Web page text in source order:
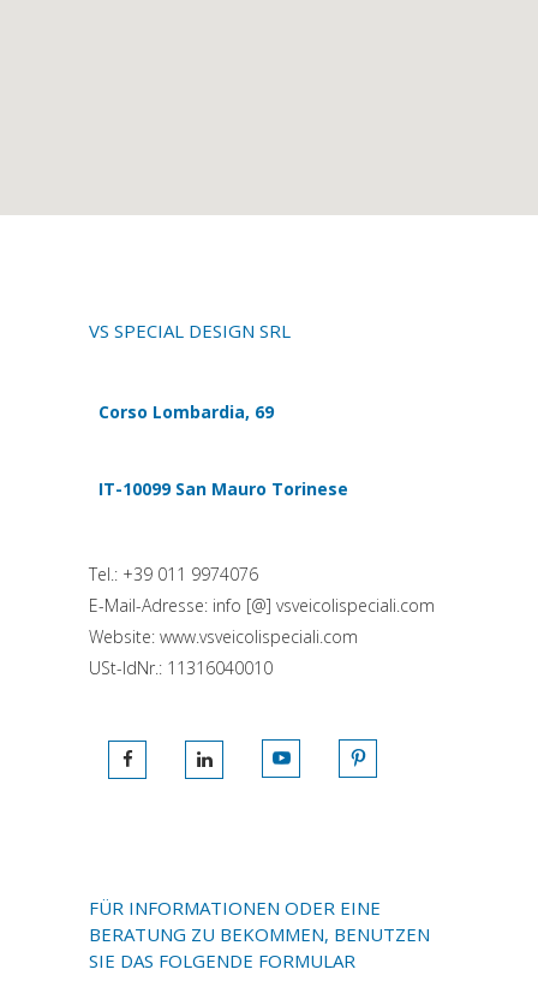
VS SPECIAL DESIGN SRL
Corso Lombardia, 69
(si apre in una nuova scheda)
IT-10099 San Mauro Torinese
(si apre in una nuova scheda)
Tel.: +39 011 9974076
E-Mail-Adresse: info [@] vsveicolispeciali.com
Website: www.vsveicolispeciali.com
USt-IdNr.: 11316040010
(si apre in una nuova scheda)
(si apre in una nuova scheda)
(si apre in una nuova scheda)
(si apre in una
FÜR INFORMATIONEN ODER EINE
BERATUNG ZU BEKOMMEN, BENUTZEN
SIE DAS FOLGENDE FORMULAR